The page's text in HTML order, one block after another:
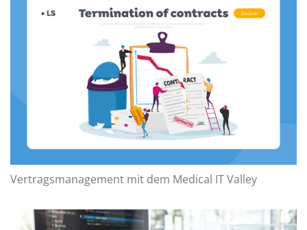
Vertragsmanagement mit dem Medical IT Valley